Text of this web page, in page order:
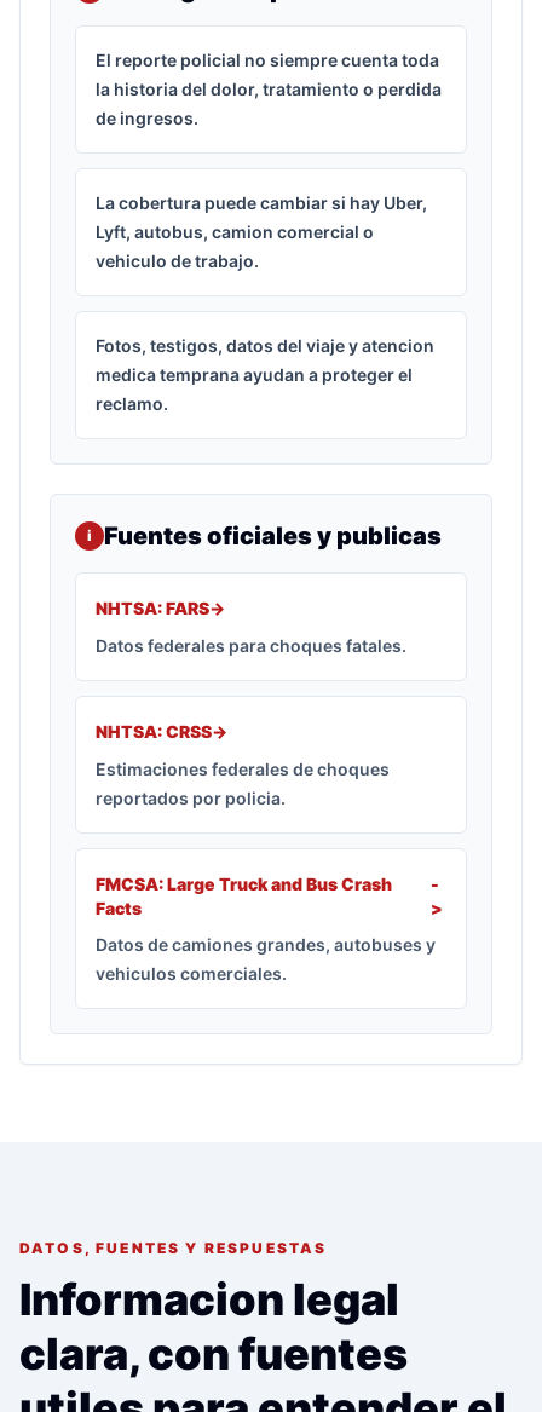
El reporte policial no siempre cuenta toda
la historia del dolor, tratamiento o perdida
de ingresos.
La cobertura puede cambiar si hay Uber,
Lyft, autobus, camion comercial o
vehiculo de trabajo.
Fotos, testigos, datos del viaje y atencion
medica temprana ayudan a proteger el
reclamo.
i Fuentes oficiales y publicas
NHTSA: FARS->
Datos federales para choques fatales.
NHTSA: CRSS->
Estimaciones federales de choques
reportados por policia.
FMCSA: Large Truck and Bus Crash
Facts
-
>
Datos de camiones grandes, autobuses y
vehiculos comerciales.
DATOS, FUENTES Y RESPUESTAS
Informacion legal
clara, con fuentes